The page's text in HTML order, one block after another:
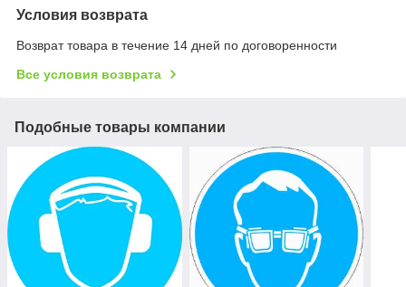
Условия возврата
Возврат товара в течение 14 дней по договоренности
Все условия возврата
Подобные товары компании